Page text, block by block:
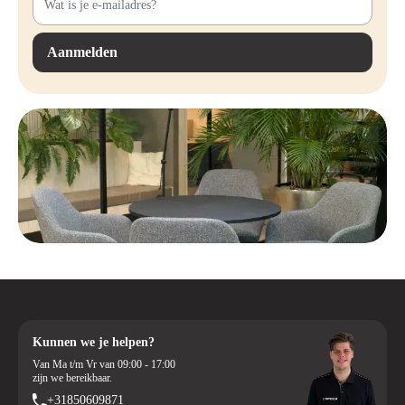
Aanmelden
Kunnen we je helpen?
Van Ma t/m Vr van 09:00 - 17:00
zijn we bereikbaar.
+31850609871